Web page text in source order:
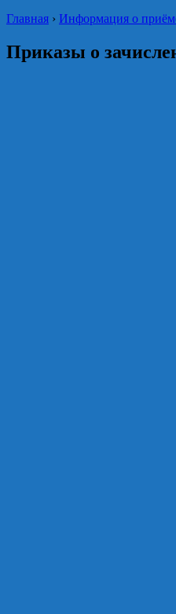
Главная › Информация о
Приказы о